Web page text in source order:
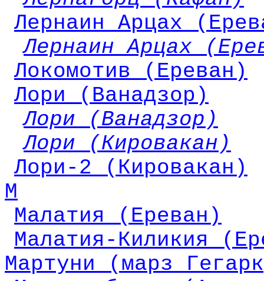
Лернаин Арцах
Лернаин Арцах
Локомотив (Ереван)
Лори (Ванадзор)
Лори (Ванадзор)
Лори (Кировакан)
Лори-2 (Кировакан)
М
Малатия (Ереван)
Малатия-Киликия
Мартуни (марз